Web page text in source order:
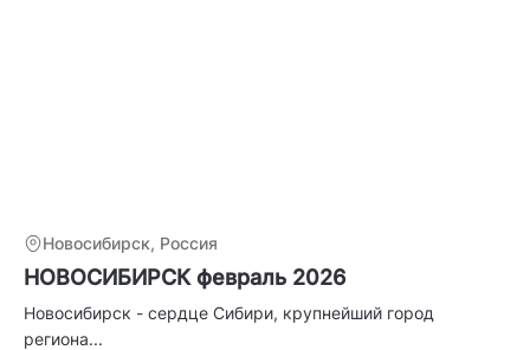
Новосибирск, Россия
НОВОСИБИРСК февраль 2026
Новосибирск - сердце Сибири, крупнейший город
региона...